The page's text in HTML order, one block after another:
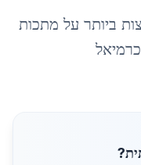
ביותר על מתכות
כרמיאל